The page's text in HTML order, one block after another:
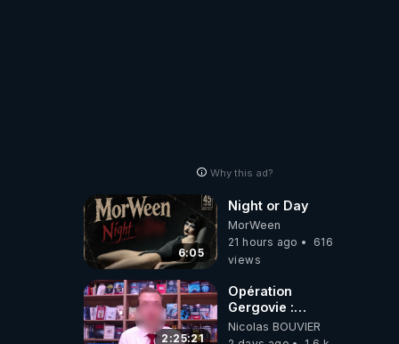
Why this ad?
6:05
Night or Day
MorWeen
21 hours ago
616
views
2:25:21
Opération
Gergovie :
‪@38resistancegauloise‬
‪@MarionSigautOfficiel‬
Nicolas BOUVIER